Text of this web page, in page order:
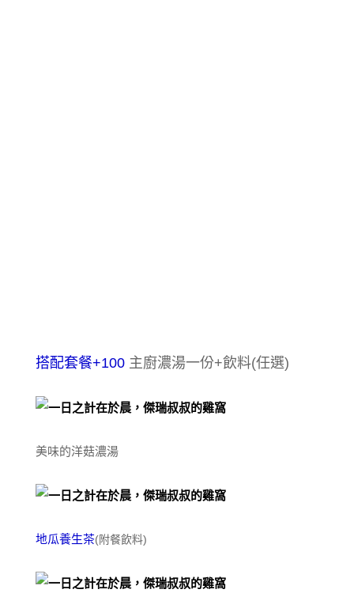
搭配套餐+100 主廚濃湯一份+飲料(任選)
美味的洋菇濃湯
地瓜養生茶(附餐飲料)